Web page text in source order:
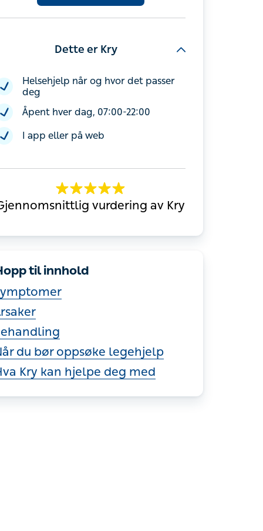
Dette er Kry
Helsehjelp når og hvor det passer deg
Åpent hver dag, 07:00-22:00
I app eller på web
Gjennomsnittlig vurdering av Kry
til innhold
du bør oppsøke legehjelp
Kry kan hjelpe deg med